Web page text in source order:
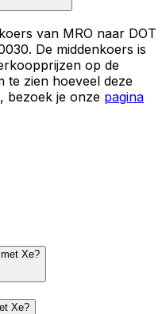
van MRO naar DOT
De middenkoers is
op de
te zien hoeveel deze
bezoek je onze pagina
Xe?
Xe?